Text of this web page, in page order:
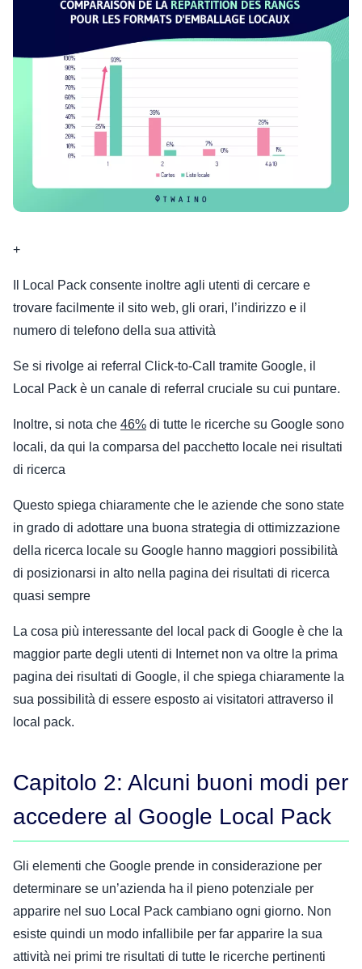
+
Il Local Pack consente inoltre agli utenti di cercare e
trovare facilmente il sito web, gli orari, l’indirizzo e il
numero di telefono della sua attività
Se si rivolge ai referral Click-to-Call tramite Google, il
Local Pack è un canale di referral cruciale su cui puntare.
Inoltre, si nota che 46% di tutte le ricerche su Google sono
locali, da qui la comparsa del pacchetto locale nei risultati
di ricerca
Questo spiega chiaramente che le aziende che sono state
in grado di adottare una buona strategia di ottimizzazione
della ricerca locale su Google hanno maggiori possibilità
di posizionarsi in alto nella pagina dei risultati di ricerca
quasi sempre
La cosa più interessante del local pack di Google è che la
maggior parte degli utenti di Internet non va oltre la prima
pagina dei risultati di Google, il che spiega chiaramente la
sua possibilità di essere esposto ai visitatori attraverso il
local pack.
Capitolo 2: Alcuni buoni modi per
accedere al Google Local Pack
Gli elementi che Google prende in considerazione per
determinare se un’azienda ha il pieno potenziale per
apparire nel suo Local Pack cambiano ogni giorno. Non
esiste quindi un modo infallibile per far apparire la sua
attività nei primi tre risultati di tutte le ricerche pertinenti